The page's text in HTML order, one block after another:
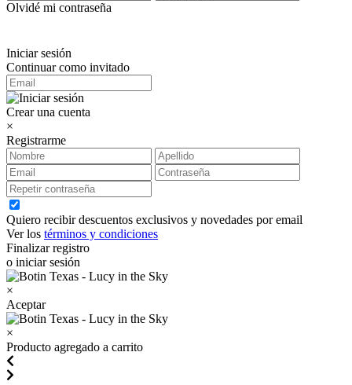
Olvidé mi contraseña
Iniciar sesión
Continuar como invitado
Crear una cuenta
×
Registrarme
Quiero recibir descuentos exclusivos y novedades por email
Ver los términos y condiciones
Finalizar registro
o iniciar sesión
×
Aceptar
×
Producto agregado a carrito